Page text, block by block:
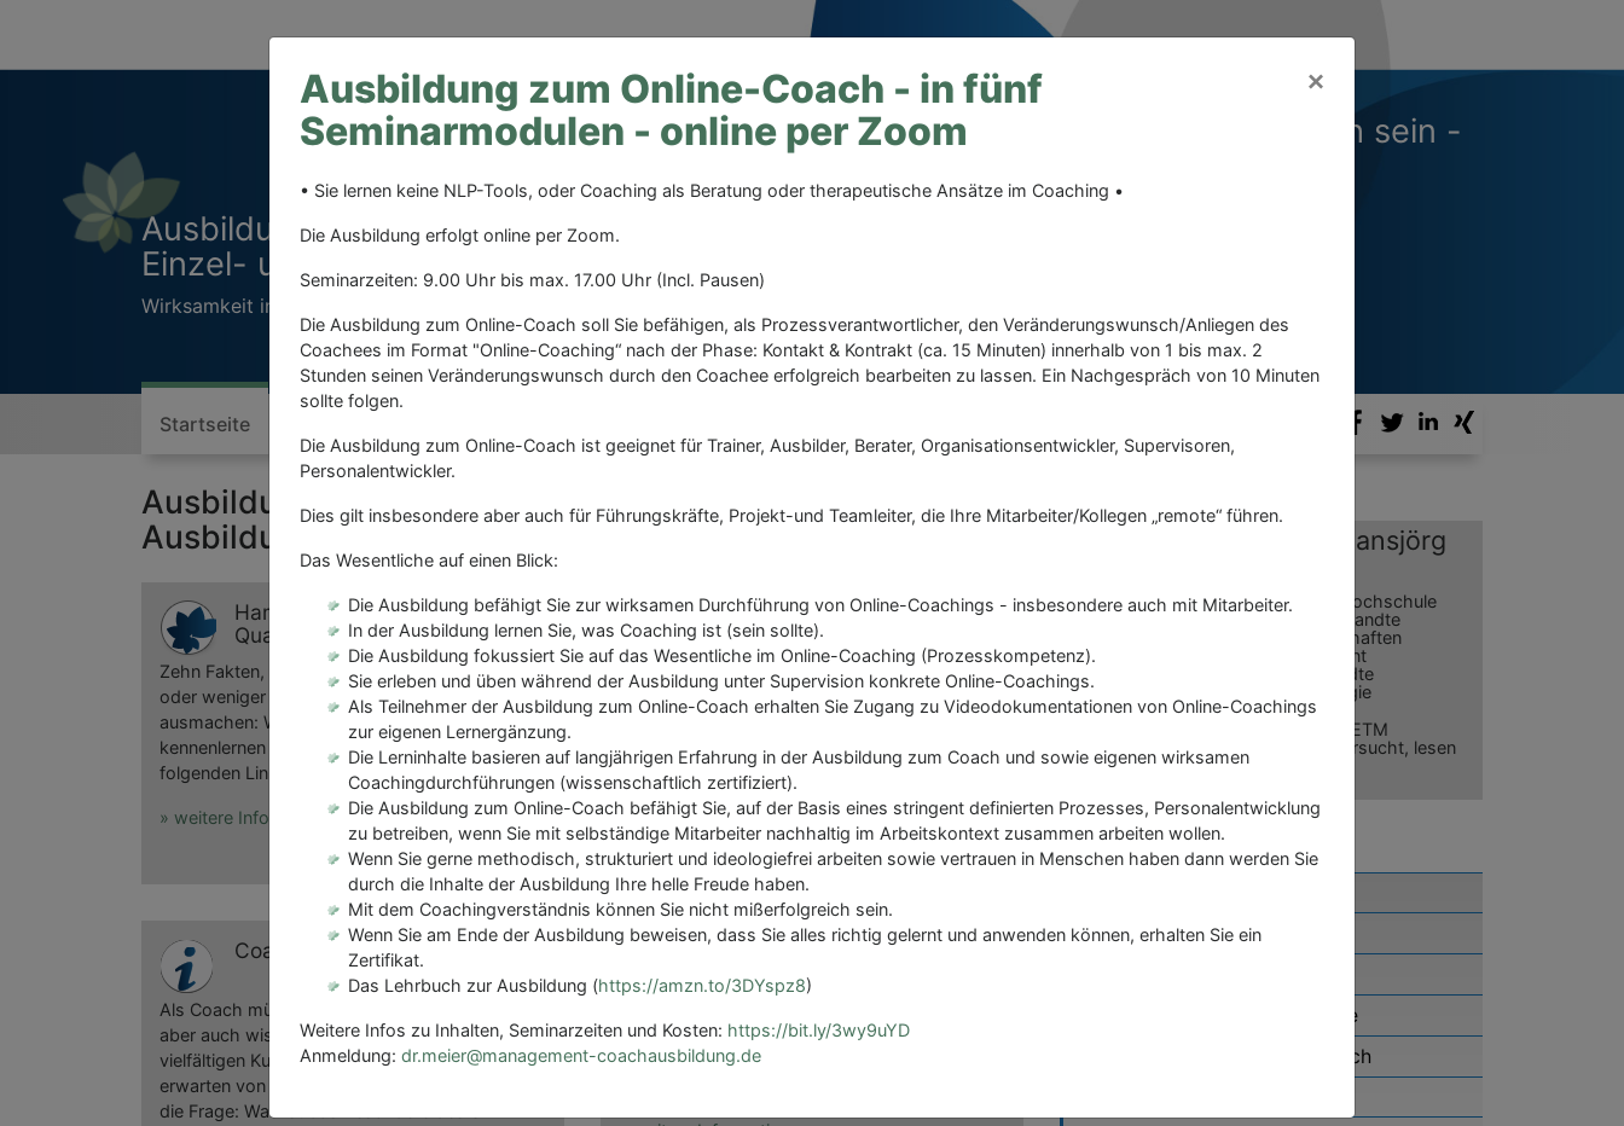
Ausbildung zum systemisch-konstruktivistischen
Einzel- und Teamcoach im Management (SKETM)
Wirksamkeit in der praktischen Anwendung wissenschaftlich belegt
Selbstbestimmt erfolgreich sein -
Startseite
Ausbildung zum Online-Coach in fünf Modulen - die
Ausbildung erfolgt online per Zoom
Hamburger Schule
Qualität der Coachausbildung
Zehn Fakten, die den Unterschied einer guten
oder weniger guten Coachausbildung
ausmachen: Wenn Sie die Unterschiede
kennenlernen wollen, klicken Sie bitte auf den
folgenden Link.
» weitere Informationen
Ausbildung zum Coach
Vorteile & Nutzen
Sie entscheiden sich für die Inanspruchnahme
einer Dienstleistung oder Kauf eines Produkts
nur, wenn Sie dadurch in Ihrem Alltag einen
überprüfbaren Nutzen verbunden mit einem
persönlichen Wohlfühlerlebnis haben. Darum
prüfen Sie bitte unser Angebot.
» weitere Informationen
Coaching(miss)verständnis
Als Coach müssen Sie wissen, was Sie tun,
aber auch wissen, was Sie nicht tun. Die
vielfältigen Kunden Ihrer Coachingkompetenz
erwarten von Ihnen Ihre klare Positionierung auf
die Frage: Was ist das Besondere des SKETM-
Was Sie nicht lernen in dieser
Coaching Ausbildung
Sie sich besser auf das konzentrieren, was
entscheidend wichtig ist für Ihre
Prof. Hansjörg
Zürcher Hochschule
für Angewandte
Wissenschaften
Department
Angewandte
Psychologie
Ich habe die Wirksamkeit des SKETM
Coachings wissenschaftlich untersucht, lesen
Siehierdas Ergebnis.
Teilnehmervoraussetzung
Ausbildungsmodule & Inhalte
Ausbildung zum Online-Coach
×
Ausbildung zum Online-Coach - in fünf
Seminarmodulen - online per Zoom
• Sie lernen keine NLP-Tools, oder Coaching als Beratung oder therapeutische Ansätze im Coaching •
Die Ausbildung erfolgt online per Zoom.
Seminarzeiten: 9.00 Uhr bis max. 17.00 Uhr (Incl. Pausen)
Die Ausbildung zum Online-Coach soll Sie befähigen, als Prozessverantwortlicher, den Veränderungswunsch/Anliegen des
Coachees im Format "Online-Coaching“ nach der Phase: Kontakt & Kontrakt (ca. 15 Minuten) innerhalb von 1 bis max. 2
Stunden seinen Veränderungswunsch durch den Coachee erfolgreich bearbeiten zu lassen. Ein Nachgespräch von 10 Minuten
sollte folgen.
Die Ausbildung zum Online-Coach ist geeignet für Trainer, Ausbilder, Berater, Organisationsentwickler, Supervisoren,
Personalentwickler.
Dies gilt insbesondere aber auch für Führungskräfte, Projekt-und Teamleiter, die Ihre Mitarbeiter/Kollegen „remote“ führen.
Das Wesentliche auf einen Blick:
Die Ausbildung befähigt Sie zur wirksamen Durchführung von Online-Coachings - insbesondere auch mit Mitarbeiter.
In der Ausbildung lernen Sie, was Coaching ist (sein sollte).
Die Ausbildung fokussiert Sie auf das Wesentliche im Online-Coaching (Prozesskompetenz).
Sie erleben und üben während der Ausbildung unter Supervision konkrete Online-Coachings.
Als Teilnehmer der Ausbildung zum Online-Coach erhalten Sie Zugang zu Videodokumentationen von Online-Coachings
zur eigenen Lernergänzung.
Die Lerninhalte basieren auf langjährigen Erfahrung in der Ausbildung zum Coach und sowie eigenen wirksamen
Coachingdurchführungen (wissenschaftlich zertifiziert).
Die Ausbildung zum Online-Coach befähigt Sie, auf der Basis eines stringent definierten Prozesses, Personalentwicklung
zu betreiben, wenn Sie mit selbständige Mitarbeiter nachhaltig im Arbeitskontext zusammen arbeiten wollen.
Wenn Sie gerne methodisch, strukturiert und ideologiefrei arbeiten sowie vertrauen in Menschen haben dann werden Sie
durch die Inhalte der Ausbildung Ihre helle Freude haben.
Mit dem Coachingverständnis können Sie nicht mißerfolgreich sein.
Wenn Sie am Ende der Ausbildung beweisen, dass Sie alles richtig gelernt und anwenden können, erhalten Sie ein
Zertifikat.
Das Lehrbuch zur Ausbildung (https://amzn.to/3DYspz8)
Weitere Infos zu Inhalten, Seminarzeiten und Kosten: https://bit.ly/3wy9uYD
Anmeldung: dr.meier@management-coachausbildung.de